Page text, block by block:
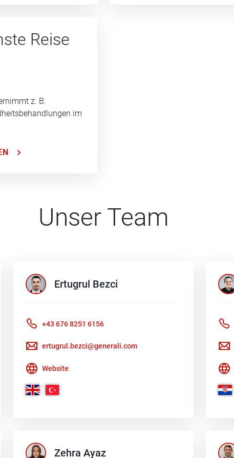
Reise
z. B.
im
Unser Team
Ertugrul Bezci
+43 676 8251 6156
ertugrul.bezci@generali.com
Website
Zehra Ayaz